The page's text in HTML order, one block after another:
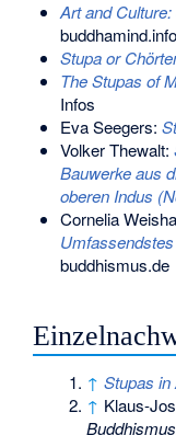
Art and
buddhamind.info
Stupa or
The Stupas of
Infos
Eva Seegers:
Volker Thewalt:
Bauwerke aus
oberen Indus
Cornelia
buddhismus.de
↑ Stupas in
↑ Klaus-